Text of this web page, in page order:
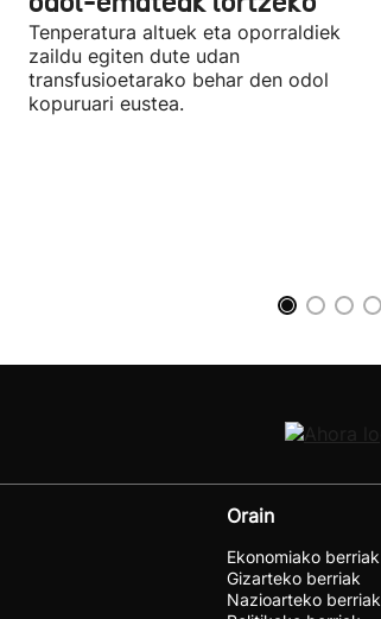
Tenperatura altuek eta oporraldiek
zaildu egiten dute udan
transfusioetarako behar den odol
kopuruari eustea.
Orain
Ekonomiako berriak
Gizarteko berriak
Nazioarteko berriak